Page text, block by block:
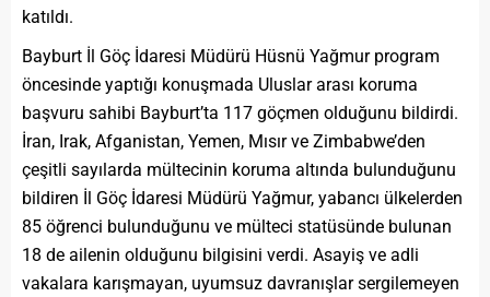
katıldı.
Bayburt İl Göç İdaresi Müdürü Hüsnü Yağmur program
öncesinde yaptığı konuşmada Uluslar arası koruma
başvuru sahibi Bayburt’ta 117 göçmen olduğunu bildirdi.
İran, Irak, Afganistan, Yemen, Mısır ve Zimbabwe’den
çeşitli sayılarda mültecinin koruma altında bulunduğunu
bildiren İl Göç İdaresi Müdürü Yağmur, yabancı ülkelerden
85 öğrenci bulunduğunu ve mülteci statüsünde bulunan
18 de ailenin olduğunu bilgisini verdi. Asayiş ve adli
vakalara karışmayan, uyumsuz davranışlar sergilemeyen